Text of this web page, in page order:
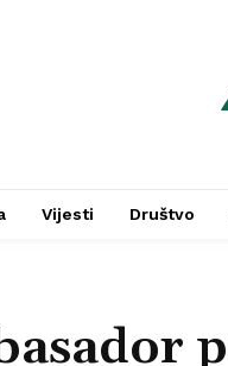
Vijesti Društvo